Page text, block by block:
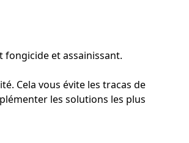
fongicide et assainissant.
Cela vous évite les tracas de
les solutions les plus